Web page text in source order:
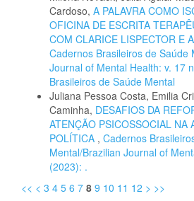
Cardoso, A PALAVRA COMO
OFICINA DE ESCRITA
COM CLARICE LISPECTOR E
Cadernos Brasileiros de Saúde
Journal of Mental Health: v. 17
Brasileiros de Saúde Mental
Juliana Pessoa Costa, Emilia
Caminha, DESAFIOS DA
ATENÇÃO PSICOSSOCIAL NA
POLÍTICA , Cadernos
Mental/Brazilian Journal of
(2023): .
<< < 3 4 5 6 7 8 9 10 11 12 > >>